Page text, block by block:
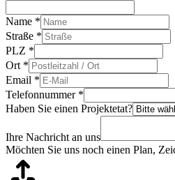
Name *
Straße *
PLZ *
Ort *
Email *
Telefonnummer *
Haben Sie einen Projektetat?
Ihre Nachricht an uns
Möchten Sie uns noch einen Plan,